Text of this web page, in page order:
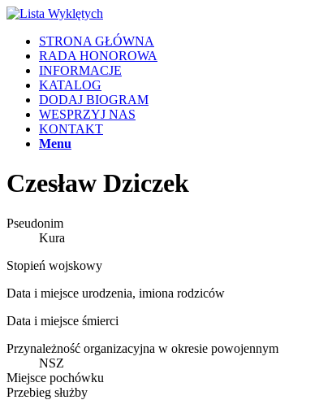
STRONA GŁÓWNA
RADA HONOROWA
INFORMACJE
KATALOG
DODAJ BIOGRAM
WESPRZYJ NAS
KONTAKT
Menu
Czesław Dziczek
Pseudonim
Kura
Stopień wojskowy
Data i miejsce urodzenia, imiona rodziców
Data i miejsce śmierci
Przynależność organizacyjna w okresie powojennym
NSZ
Miejsce pochówku
Przebieg służby